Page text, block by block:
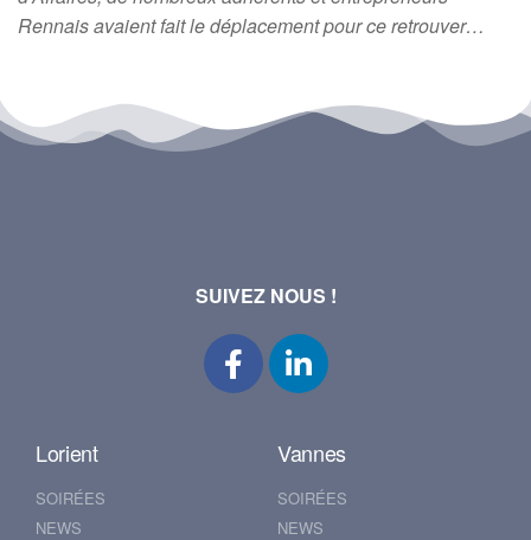
Rennais avaient fait le déplacement pour ce retrouver…
SUIVEZ NOUS !
Lorient
SOIRÉES
NEWS
Vannes
SOIRÉES
NEWS